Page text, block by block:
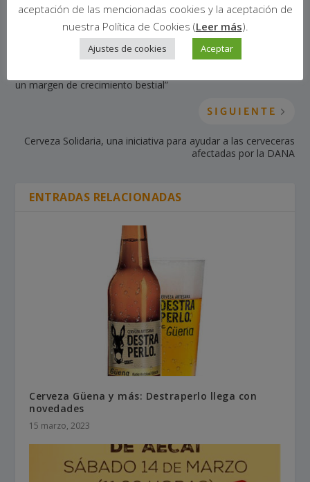
ANTERIOR
“Si miras en otros lugares de Europa, el porcentaje de la
un margen de crecimiento bestial”
SIGUIENTE
Cerveza Solidaria, una iniciativa para ayudar a las cerveceras
afectadas por la DANA
ENTRADAS RELACIONADAS
Cerveza Güena y más: Destraperlo llega con
novedades
15 marzo, 2023
aceptación de las mencionadas cookies y la aceptación de
nuestra Política de Cookies (Leer más).
Ajustes de cookies Aceptar